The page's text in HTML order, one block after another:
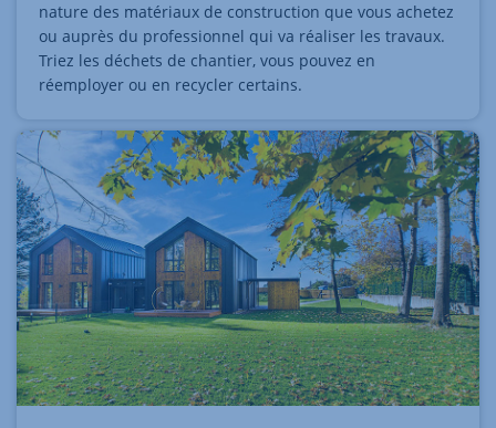
nature des matériaux de construction que vous achetez
ou auprès du professionnel qui va réaliser les travaux.
Triez les déchets de chantier, vous pouvez en
réemployer ou en recycler certains.